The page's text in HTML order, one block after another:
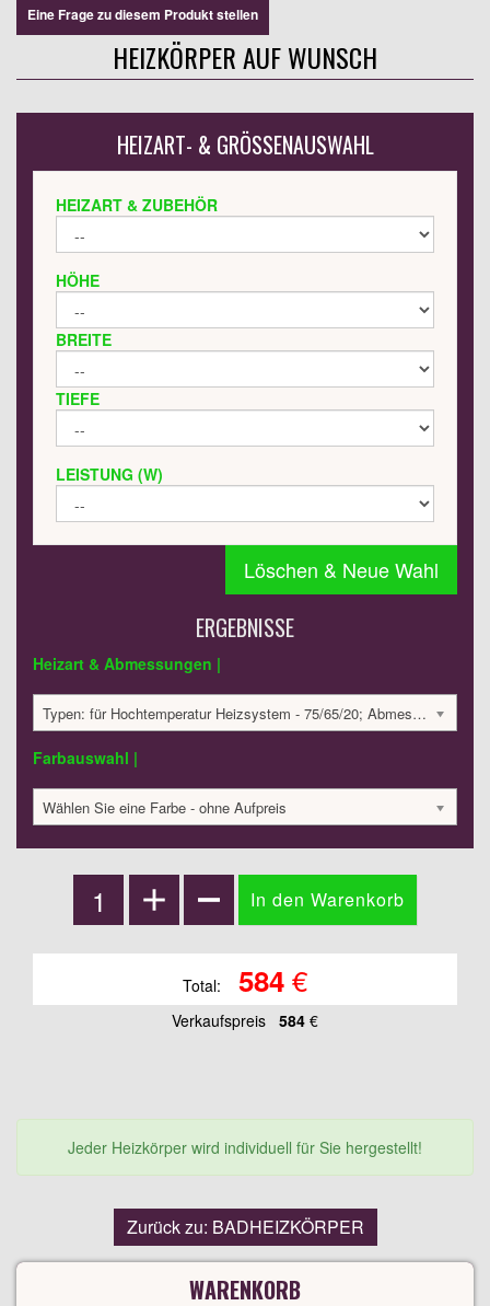
Eine Frage zu diesem Produkt stellen
HEIZKÖRPER AUF WUNSCH
HEIZART- & GRÖSSENAUSWAHL
HEIZART & ZUBEHÖR
HÖHE
BREITE
TIEFE
LEISTUNG (W)
Löschen & Neue Wahl
ERGEBNISSE
Heizart & Abmessungen |
Typen: für Hochtemperatur Heizsystem - 75/65/20; Abmessungen: 639x450x32 mm; 303 Watt:; 584.09 €
Farbauswahl |
Wählen Sie eine Farbe - ohne Aufpreis
Total: 584€
Verkaufspreis 584 €
Jeder Heizkörper wird individuell für Sie hergestellt!
Zurück zu: BADHEIZKÖRPER
WARENKORB